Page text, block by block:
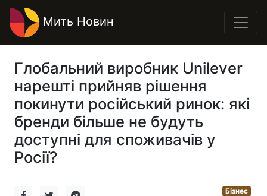
Мить Новин
Глобальний виробник Unilever
нарешті прийняв рішення
покинути російський ринок: які
бренди більше не будуть
доступні для споживачів у
Росії?
Бізнес